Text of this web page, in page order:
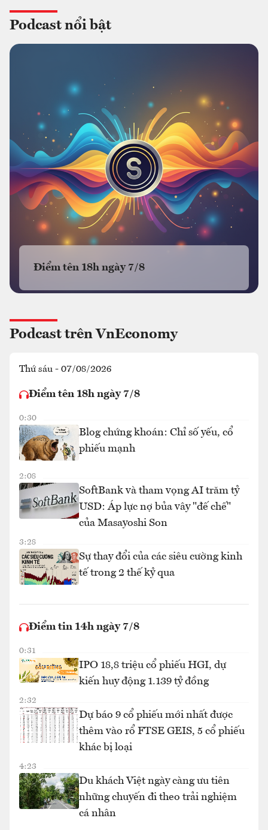
Podcast nổi bật
Điểm tên 18h ngày 7/8
Podcast trên VnEconomy
Thứ sáu - 07/08/2026
Điểm tên 18h ngày 7/8
0:30
Blog chứng khoán: Chỉ số yếu, cổ
phiếu mạnh
2:08
SoftBank và tham vọng AI trăm tỷ
USD: Áp lực nợ bủa vây "đế chế"
của Masayoshi Son
3:28
Sự thay đổi của các siêu cường kinh
tế trong 2 thế kỷ qua
Điểm tin 14h ngày 7/8
0:31
IPO 18,8 triệu cổ phiếu HGI, dự
kiến huy động 1.139 tỷ đồng
2:32
Dự báo 9 cổ phiếu mới nhất được
thêm vào rổ FTSE GEIS, 5 cổ phiếu
khác bị loại
4:23
Du khách Việt ngày càng ưu tiên
những chuyến đi theo trải nghiệm
cá nhân